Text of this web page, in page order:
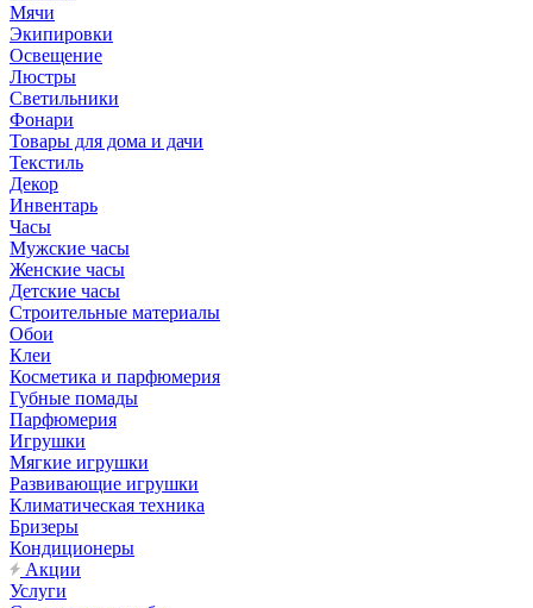
Мячи
Экипировки
Освещение
Люстры
Светильники
Фонари
Товары для дома и дачи
Текстиль
Декор
Инвентарь
Часы
Мужские часы
Женские часы
Детские часы
Строительные материалы
Обои
Клеи
Косметика и парфюмерия
Губные помады
Парфюмерия
Игрушки
Мягкие игрушки
Развивающие игрушки
Климатическая техника
Бризеры
Кондиционеры
Акции
Услуги